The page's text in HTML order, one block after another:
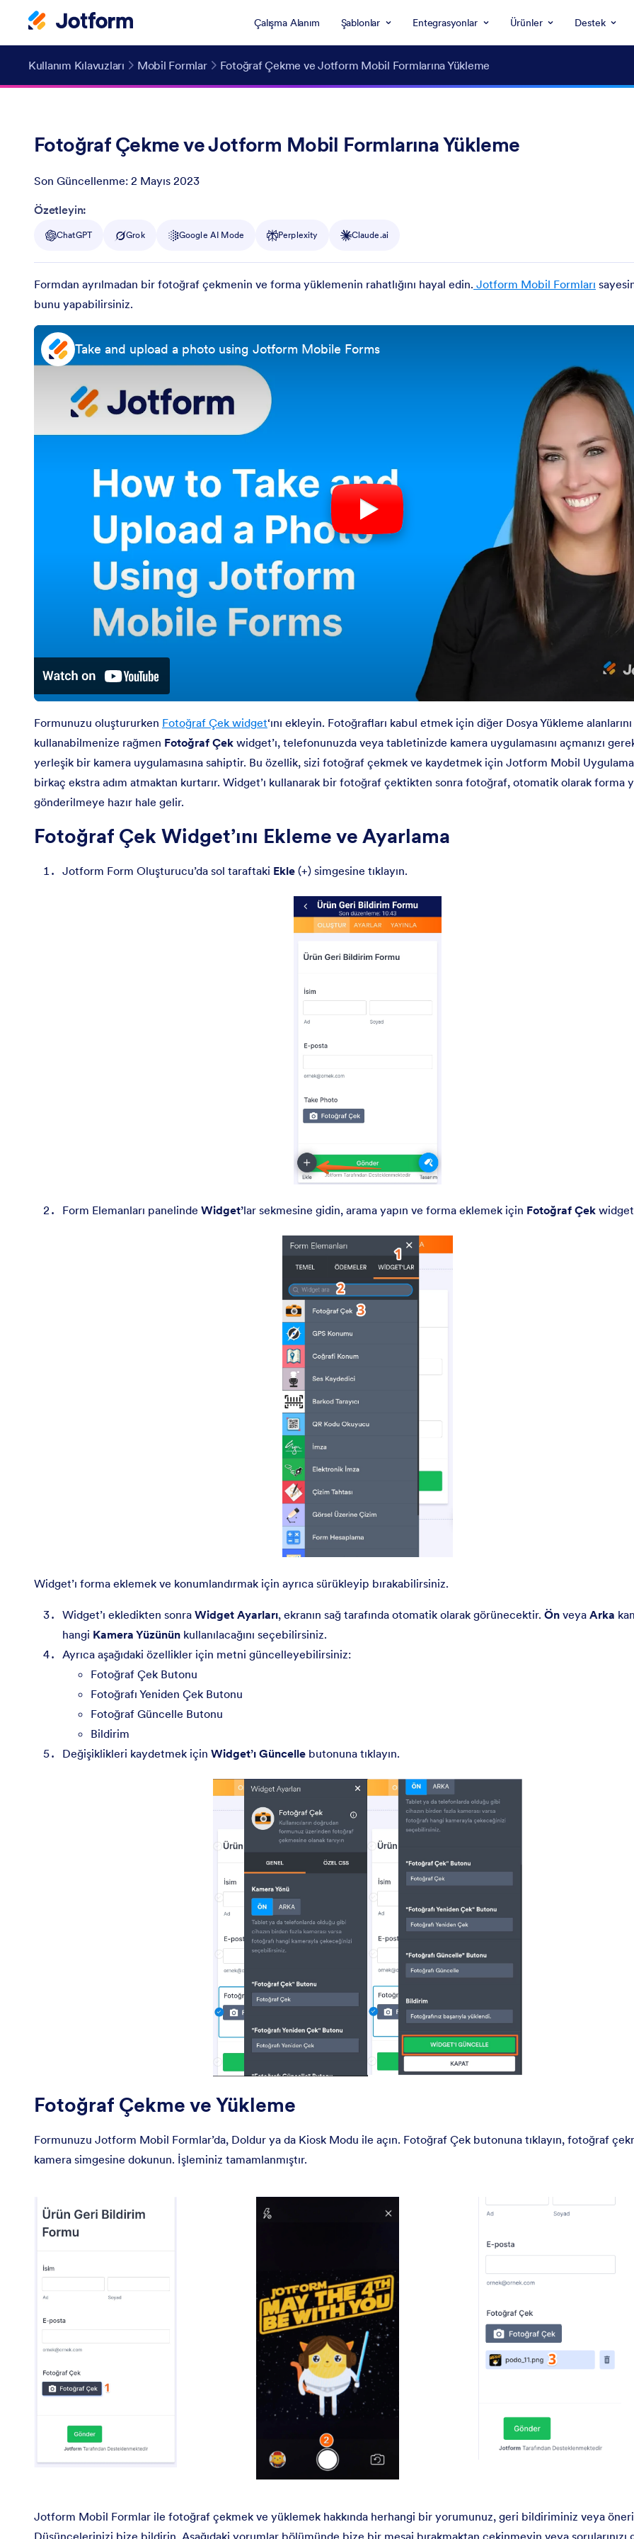
Çalışma Alanım Şablonlar Entegrasyonlar Ürünler Destek
Kullanım Kılavuzları Mobil Formlar Fotoğraf Çekme ve Jotform Mobil Formlarına Yükleme
Fotoğraf Çekme ve Jotform Mobil Formlarına Yükleme
Son Güncellenme: 2 Mayıs 2023
Post ID
Özetleyin:
ChatGPT Grok Google AI Mode Perplexity Claude.ai
Formdan ayrılmadan bir fotoğraf çekmenin ve forma yüklemenin rahatlığını hayal edin. Jotform Mobil Formları
bunu yapabilirsiniz.
Take and upload a photo using Jotform Mobile Forms
Formunuzu oluştururken Fotoğraf Çek widget‘ını ekleyin. Fotoğrafları kabul etmek için diğer Dosya Yükleme alanlarını
kullanabilmenize rağmen Fotoğraf Çek widget’ı, telefonunuzda veya tabletinizde kamera uygulamasını açmanızı
yerleşik bir kamera uygulamasına sahiptir. Bu özellik, sizi fotoğraf çekmek ve kaydetmek için Jotform Mobil
birkaç ekstra adım atmaktan kurtarır. Widget’ı kullanarak bir fotoğraf çektikten sonra fotoğraf, otomatik olarak forma
gönderilmeye hazır hale gelir.
Fotoğraf Çek Widget’ını Ekleme ve Ayarlama
Jotform Form Oluşturucu’da sol taraftaki Ekle (+) simgesine tıklayın.
Form Elemanları panelinde Widget’lar sekmesine gidin, arama yapın ve forma eklemek için Fotoğraf Çek
Widget’ı forma eklemek ve konumlandırmak için ayrıca sürükleyip bırakabilirsiniz.
Widget’ı ekledikten sonra Widget Ayarları, ekranın sağ tarafında otomatik olarak görünecektir. Ön veya Arka
hangi Kamera Yüzünün kullanılacağını seçebilirsiniz.
Ayrıca aşağıdaki özellikler için metni güncelleyebilirsiniz:
Fotoğraf Çek Butonu
Fotoğrafı Yeniden Çek Butonu
Fotoğraf Güncelle Butonu
Bildirim
Değişiklikleri kaydetmek için Widget’ı Güncelle butonuna tıklayın.
Fotoğraf Çekme ve Yükleme
Formunuzu Jotform Mobil Formlar’da, Doldur ya da Kiosk Modu ile açın. Fotoğraf Çek butonuna tıklayın, fotoğraf
kamera simgesine dokunun. İşleminiz tamamlanmıştır.
Jotform Mobil Formlar ile fotoğraf çekmek ve yüklemek hakkında herhangi bir yorumunuz, geri bildiriminiz veya